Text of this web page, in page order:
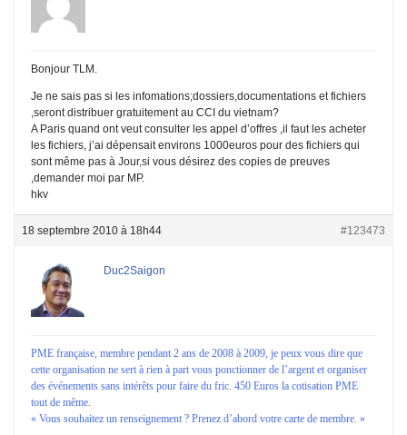
Bonjour TLM.
Je ne sais pas si les infomations;dossiers,documentations et fichiers
,seront distribuer gratuitement au CCI du vietnam?
A Paris quand ont veut consulter les appel d’offres ,il faut les acheter
les fichiers, j’ai dépensait environs 1000euros pour des fichiers qui
sont même pas à Jour,si vous désirez des copies de preuves
,demander moi par MP.
hkv
18 septembre 2010 à 18h44 #123473
Duc2Saigon
PME française, membre pendant 2 ans de 2008 à 2009, je peux vous dire que
cette organisation ne sert à rien à part vous ponctionner de l’argent et organiser
des événements sans intérêts pour faire du fric. 450 Euros la cotisation PME
tout de même.
« Vous souhaitez un renseignement ? Prenez d’abord votre carte de membre. »